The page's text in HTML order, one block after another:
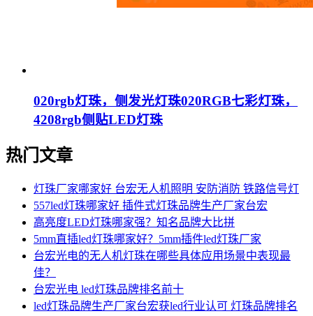
020rgb灯珠，侧发光灯珠020RGB七彩灯珠，
4208rgb侧贴LED灯珠
热门文章
灯珠厂家哪家好 台宏无人机照明 安防消防 铁路信号灯
557led灯珠哪家好 插件式灯珠品牌生产厂家台宏
高亮度LED灯珠哪家强？知名品牌大比拼
5mm直插led灯珠哪家好？5mm插件led灯珠厂家
台宏光电的无人机灯珠在哪些具体应用场景中表现最
佳？
台宏光电 led灯珠品牌排名前十
led灯珠品牌生产厂家台宏获led行业认可 灯珠品牌排名